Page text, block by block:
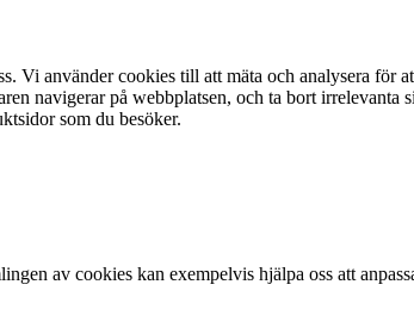
Vi använder cookies till att mäta och analysera för
navigerar på webbplatsen, och ta bort irrelevanta
som du besöker.
av cookies kan exempelvis hjälpa oss att